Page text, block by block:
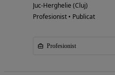
Juc-Herghelie (Cluj)
Profesionist • Publicat
Profesionist